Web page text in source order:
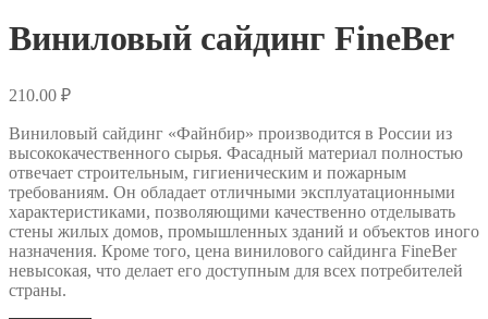
Виниловый сайдинг FineBer
210.00 ₽
Виниловый сайдинг «Файнбир» производится в России из
высококачественного сырья. Фасадный материал полностью
отвечает строительным, гигиеническим и пожарным
требованиям. Он обладает отличными эксплуатационными
характеристиками, позволяющими качественно отделывать
стены жилых домов, промышленных зданий и объектов иного
назначения. Кроме того, цена винилового сайдинга FineBer
невысокая, что делает его доступным для всех потребителей
страны.